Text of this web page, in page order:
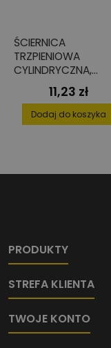
ŚCIERNICA
TRZPIENIOWA
CYLINDRYCZNA,
ŚREDNIOTWARDA 20
MM X 25 MM X 6 MM
Cena
11,23 zł
Dodaj do koszyka
PRODUKTY
STREFA KLIENTA
TWOJE KONTO